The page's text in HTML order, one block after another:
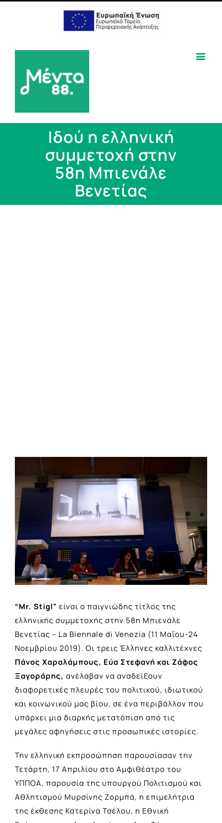
Ιδού η ελληνική
συμμετοχή στην
58η Μπιενάλε
Βενετίας
Larger
Image
“Mr. Stigl” είναι ο παιγνιώδης τίτλος της
ελληνικής συμμετοχής στην 58η Μπιενάλε
Βενετίας – La Biennale di Venezia (11 Μαΐου-24
Nοεμβρίου 2019). Οι τρεις Έλληνες καλλιτέχνες
Πάνος Χαραλάμπους, Εύα Στεφανή και Ζάφος
Ξαγοράρης, ανέλαβαν να αναδείξουν
διαφορετικές πλευρές του πολιτικού, ιδιωτικού
και κοινωνικού μας βίου, σε ένα περιβάλλον που
υπάρχει μια διαρκής μετατόπιση από τις
μεγάλες αφηγήσεις στις προσωπικές ιστορίες.
Την ελληνική εκπροσώπηση παρουσίασαν την
Τετάρτη, 17 Απριλίου στο Αμφιθέατρο του
ΥΠΠΟΑ, παρουσία της υπουργού Πολιτισμού και
Αθλητισμού Μυρσίνης Ζορμπά, η επιμελήτρια
της έκθεσης Κατερίνα Τσέλου, η Εθνική